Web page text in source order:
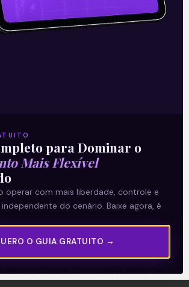
é descer ainda mais o
os casos que se repetem ao
ou menos, assim:
resistência é interessante
de R$ 64,40 vou comprar,
para Dominar o
Mais Flexível
operar com mais liberdade, controle e
do cenário. Baixe agora, é
O GUIA GRATUITO →